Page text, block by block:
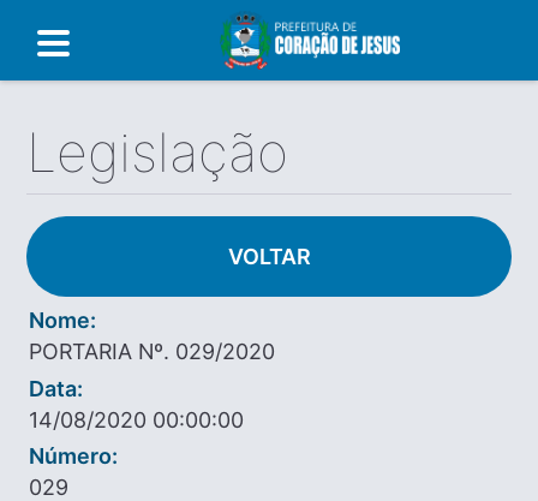
Legislação
VOLTAR
Nome:
PORTARIA Nº. 029/2020
Data:
14/08/2020 00:00:00
Número:
029